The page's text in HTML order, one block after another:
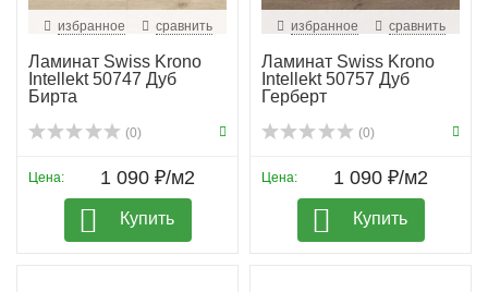
избранное сравнить
Ламинат Swiss Krono
Intellekt 50747 Дуб
Бирта
(0)
Цена: 1 090 ₽/м2
Купить
избранное сравнить
Ламинат Swiss Krono
Intellekt 50757 Дуб
Герберт
(0)
Цена: 1 090 ₽/м2
Купить